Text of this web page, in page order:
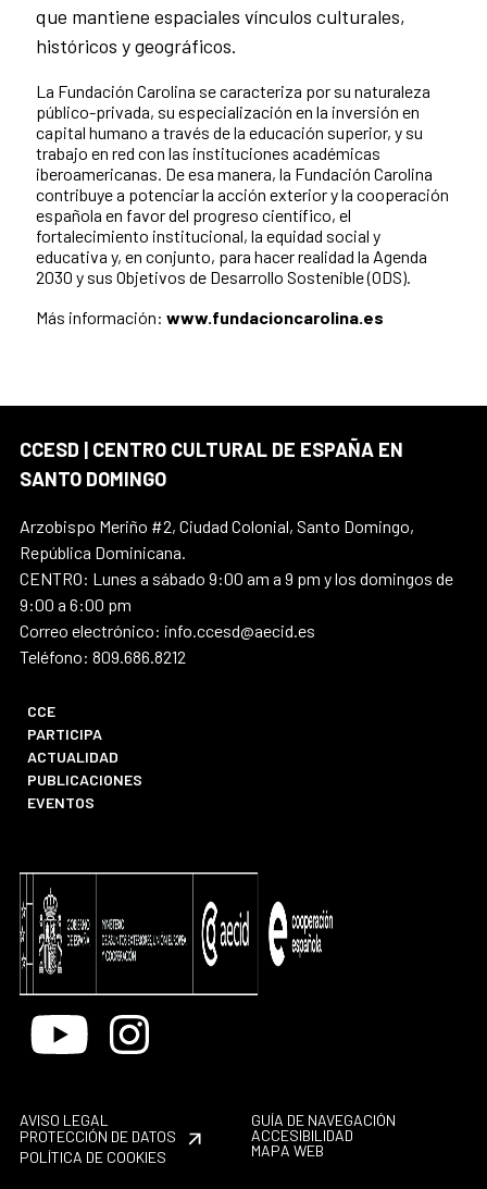
que mantiene espaciales vínculos culturales,
históricos y geográficos.
La Fundación Carolina se caracteriza por su naturaleza
público-privada, su especialización en la inversión en
capital humano a través de la educación superior, y su
trabajo en red con las instituciones académicas
iberoamericanas. De esa manera, la Fundación Carolina
contribuye a potenciar la acción exterior y la cooperación
española en favor del progreso científico, el
fortalecimiento institucional, la equidad social y
educativa y, en conjunto, para hacer realidad la Agenda
2030 y sus Objetivos de Desarrollo Sostenible (ODS).
Más información: www.fundacioncarolina.es
CCESD | CENTRO CULTURAL DE ESPAÑA EN
SANTO DOMINGO
Arzobispo Meriño #2, Ciudad Colonial, Santo Domingo,
República Dominicana.
CENTRO: Lunes a sábado 9:00 am a 9 pm y los domingos de
9:00 a 6:00 pm
Correo electrónico: info.ccesd@aecid.es
Teléfono: 809.686.8212
CCE
PARTICIPA
ACTUALIDAD
PUBLICACIONES
EVENTOS
Youtube Instagram
AVISO LEGAL
PROTECCIÓN DE DATOS
POLÍTICA DE COOKIES
GUÍA DE NAVEGACIÓN
ACCESIBILIDAD
MAPA WEB